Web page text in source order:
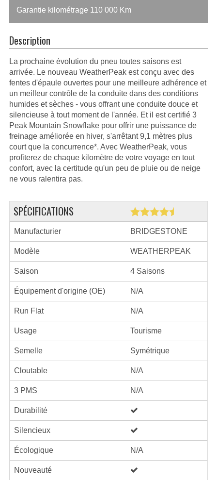
Garantie kilométrage 110 000 Km
Description
La prochaine évolution du pneu toutes saisons est
arrivée. Le nouveau WeatherPeak est conçu avec des
fentes d'épaule ouvertes pour une meilleure adhérence et
un meilleur contrôle de la conduite dans des conditions
humides et sèches - vous offrant une conduite douce et
silencieuse à tout moment de l'année. Et il est certifié 3
Peak Mountain Snowflake pour offrir une puissance de
freinage améliorée en hiver, s'arrêtant 9,1 mètres plus
court que la concurrence*. Avec WeatherPeak, vous
profiterez de chaque kilomètre de votre voyage en tout
confort, avec la certitude qu'un peu de pluie ou de neige
ne vous ralentira pas.
SPÉCIFICATIONS
Manufacturier BRIDGESTONE
Modèle WEATHERPEAK
Saison 4 Saisons
Équipement d'origine (OE) N/A
Run Flat N/A
Usage Tourisme
Semelle Symétrique
Cloutable N/A
3 PMS N/A
Durabilité
Silencieux
Écologique N/A
Nouveauté